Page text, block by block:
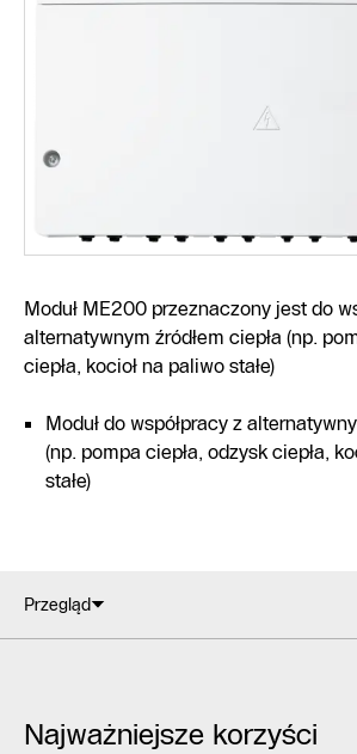
Moduł ME200 przeznaczony jest do
alternatywnym źródłem ciepła (np.
ciepła, kocioł na paliwo stałe)
Moduł do współpracy z
(np. pompa ciepła, odzysk ciepła,
stałe)
Przegląd
Najważniejsze korzyści